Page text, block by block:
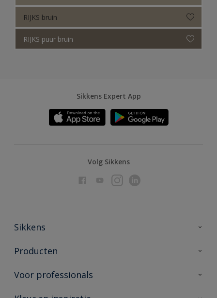
RIJKS bruin
RIJKS puur bruin
Sikkens Expert App
Volg Sikkens
Sikkens
Over Sikkens
Duurzaamheid
Producten
Producten voor binnen
Voor professionals
Advies & service